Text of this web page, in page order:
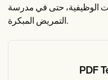
الوظيفية، حتى في مدرسة
التمريض المبكرة.
PDF